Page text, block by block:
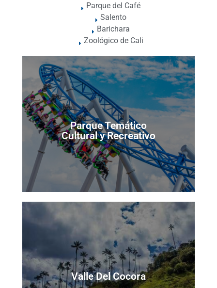
Parque del Café
Salento
Barichara
Zoológico de Cali
Parque Temático
Cultural y Recreativo
Valle Del Cocora
Palma de Cera